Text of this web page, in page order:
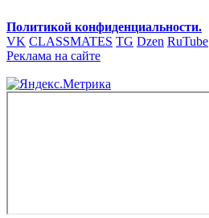
Политикой конфиденциальности.
VK CLASSMATES TG Dzen RuTube
Реклама на сайте